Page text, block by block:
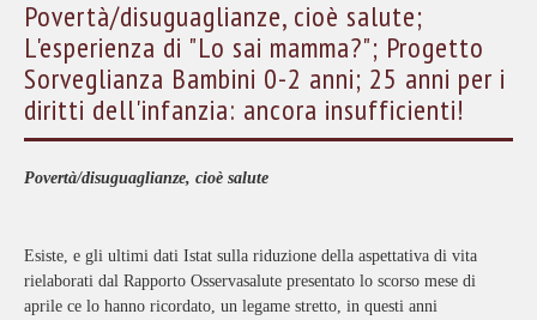
Povertà/disuguaglianze, cioè salute;
L'esperienza di "Lo sai mamma?"; Progetto
Sorveglianza Bambini 0-2 anni; 25 anni per i
diritti dell'infanzia: ancora insufficienti!
Povertà/disuguaglianze, cioè salute
Esiste, e gli ultimi dati Istat sulla riduzione della aspettativa di vita
rielaborati dal Rapporto Osservasalute presentato lo scorso mese di
aprile ce lo hanno ricordato, un legame stretto, in questi anni